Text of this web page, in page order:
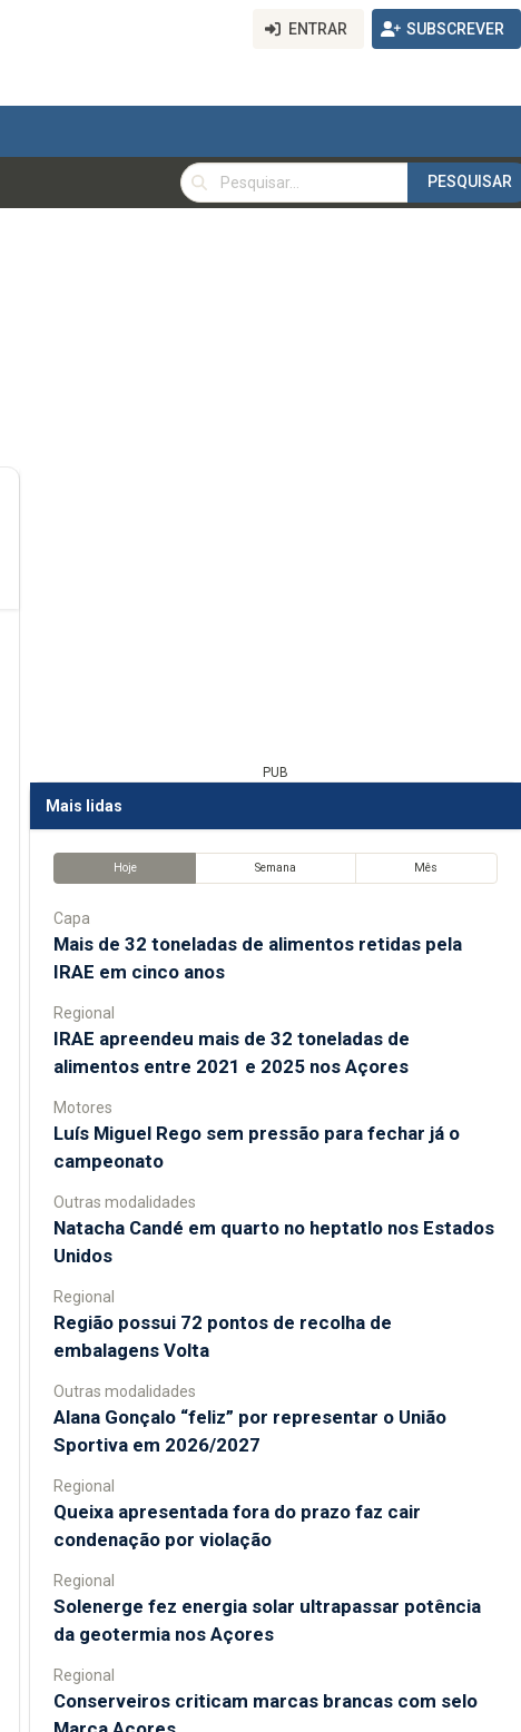
ENTRAR SUBSCREVER
PESQUISAR
PESQUISAR
PUB
Mais lidas
Hoje Semana Mês
Capa
Mais de 32 toneladas de alimentos retidas pela
IRAE em cinco anos
Regional
IRAE apreendeu mais de 32 toneladas de
alimentos entre 2021 e 2025 nos Açores
Motores
Luís Miguel Rego sem pressão para fechar já o
campeonato
Outras modalidades
Natacha Candé em quarto no heptatlo nos Estados
Unidos
Regional
Região possui 72 pontos de recolha de
embalagens Volta
Outras modalidades
Alana Gonçalo “feliz” por representar o União
Sportiva em 2026/2027
Regional
Queixa apresentada fora do prazo faz cair
condenação por violação
Regional
Solenerge fez energia solar ultrapassar potência
da geotermia nos Açores
Regional
Conserveiros criticam marcas brancas com selo